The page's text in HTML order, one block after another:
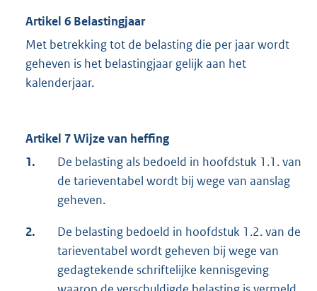
Artikel 6 Belastingjaar
Met betrekking tot de belasting die per jaar wordt
geheven is het belastingjaar gelijk aan het
kalenderjaar.
Artikel 7 Wijze van heffing
1.
De belasting als bedoeld in hoofdstuk 1.1. van
de tarieventabel wordt bij wege van aanslag
geheven.
2.
De belasting bedoeld in hoofdstuk 1.2. van de
tarieventabel wordt geheven bij wege van
gedagtekende schriftelijke kennisgeving